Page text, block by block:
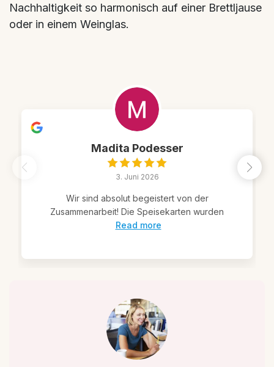
Nachhaltigkeit so harmonisch auf einer Brettljause
oder in einem Weinglas.
Madita Podesser
3. Juni 2026
Wir sind absolut begeistert von der
Zusammenarbeit! Die Speisekarten wurden
Read more